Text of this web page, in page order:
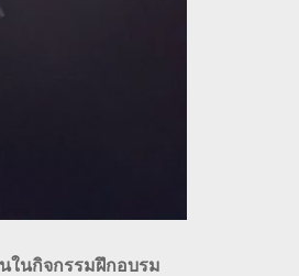
ในกิจกรรมฝึกอบรม